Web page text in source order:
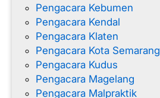
Pengacara Kebumen
Pengacara Kendal
Pengacara Klaten
Pengacara Kota Semarang
Pengacara Kudus
Pengacara Magelang
Pengacara Malpraktik